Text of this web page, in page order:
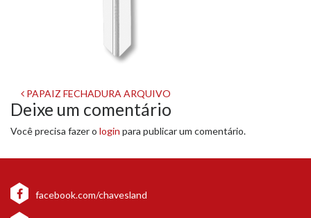
Navegação
de
post
PAPAIZ FECHADURA ARQUIVO
Deixe um comentário
Você precisa fazer o login para publicar um comentário.
facebook.com/chavesland